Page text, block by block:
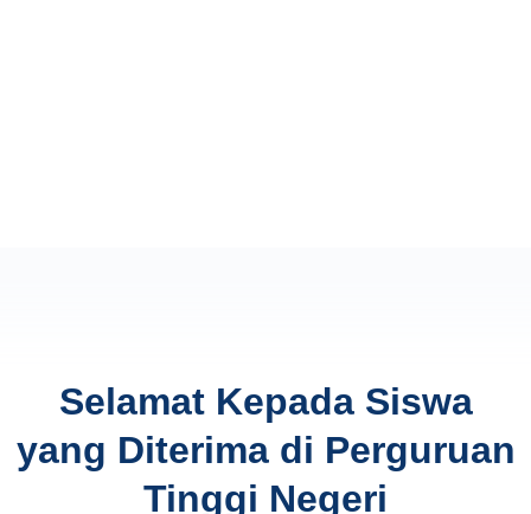
Selamat Kepada Siswa
yang Diterima di Perguruan
Tinggi Negeri